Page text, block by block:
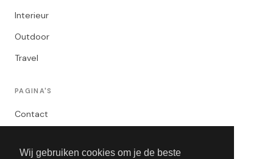
Wij gebruiken cookies om je de beste
Interieur
Outdoor
Travel
PAGINA'S
Contact
Algemene Voorwaarden